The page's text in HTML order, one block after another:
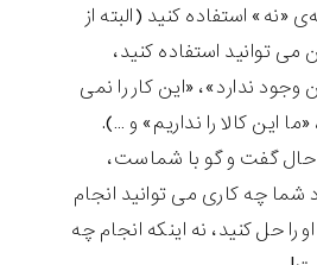
«نه» استفاده کنید (البته از
توانید استفاده کنید،
وجود ندارد»، «این کار را نمی
این کالا را نداریم» و …).
گفت و گو با شماست،
شما چه کاری می توانید انجام
را حل کنید، نه اینکه انجام چه